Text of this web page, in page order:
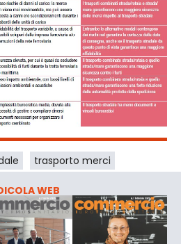
trasporto merci
WEB